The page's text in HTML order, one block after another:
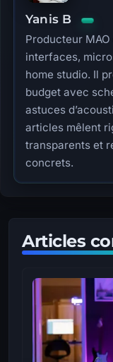
Yanis B
Producteur
interfaces,
home studio. Il
budget avec
astuces
articles mêlent
transparents et
concrets.
Articles